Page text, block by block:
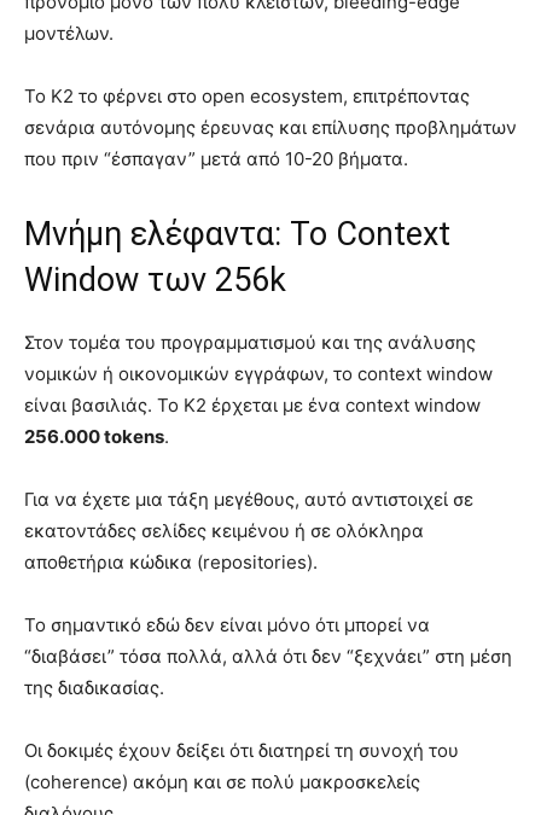
μοντέλων.
Το K2 το φέρνει στο open ecosystem, επιτρέποντας
σενάρια αυτόνομης έρευνας και επίλυσης προβλημάτων
που πριν “έσπαγαν” μετά από 10-20 βήματα.
Μνήμη ελέφαντα: Το Context
Window των 256k
Στον τομέα του προγραμματισμού και της ανάλυσης
νομικών ή οικονομικών εγγράφων, το context window
είναι βασιλιάς. Το K2 έρχεται με ένα context window
256.000 tokens.
Για να έχετε μια τάξη μεγέθους, αυτό αντιστοιχεί σε
εκατοντάδες σελίδες κειμένου ή σε ολόκληρα
αποθετήρια κώδικα (repositories).
Το σημαντικό εδώ δεν είναι μόνο ότι μπορεί να
“διαβάσει” τόσα πολλά, αλλά ότι δεν “ξεχνάει” στη μέση
της διαδικασίας.
Οι δοκιμές έχουν δείξει ότι διατηρεί τη συνοχή του
(coherence) ακόμη και σε πολύ μακροσκελείς